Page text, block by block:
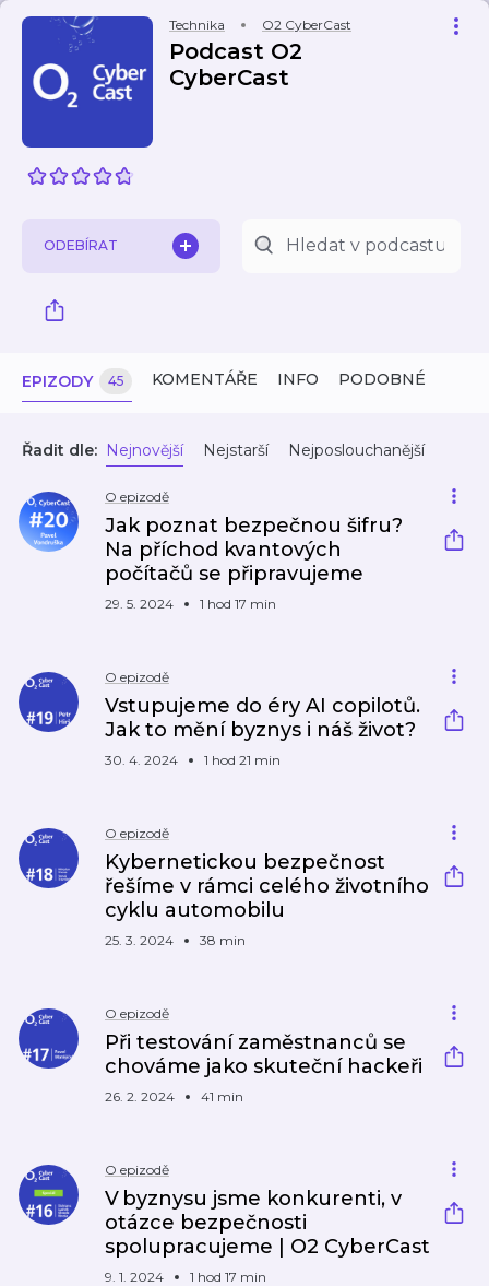
Technika O2 CyberCast
Podcast O2
CyberCast
ODEBÍRAT
EPIZODY 45 KOMENTÁŘE INFO PODOBNÉ
Řadit dle: Nejnovější Nejstarší Nejposlouchanější
O epizodě
Jak poznat bezpečnou šifru?
Na příchod kvantových
počítačů se připravujeme
29. 5. 2024 1 hod 17 min
O epizodě
Vstupujeme do éry AI copilotů.
Jak to mění byznys i náš život?
30. 4. 2024 1 hod 21 min
O epizodě
Kybernetickou bezpečnost
řešíme v rámci celého životního
cyklu automobilu
25. 3. 2024 38 min
O epizodě
Při testování zaměstnanců se
chováme jako skuteční hackeři
26. 2. 2024 41 min
O epizodě
V byznysu jsme konkurenti, v
otázce bezpečnosti
spolupracujeme | O2 CyberCast
9. 1. 2024 1 hod 17 min